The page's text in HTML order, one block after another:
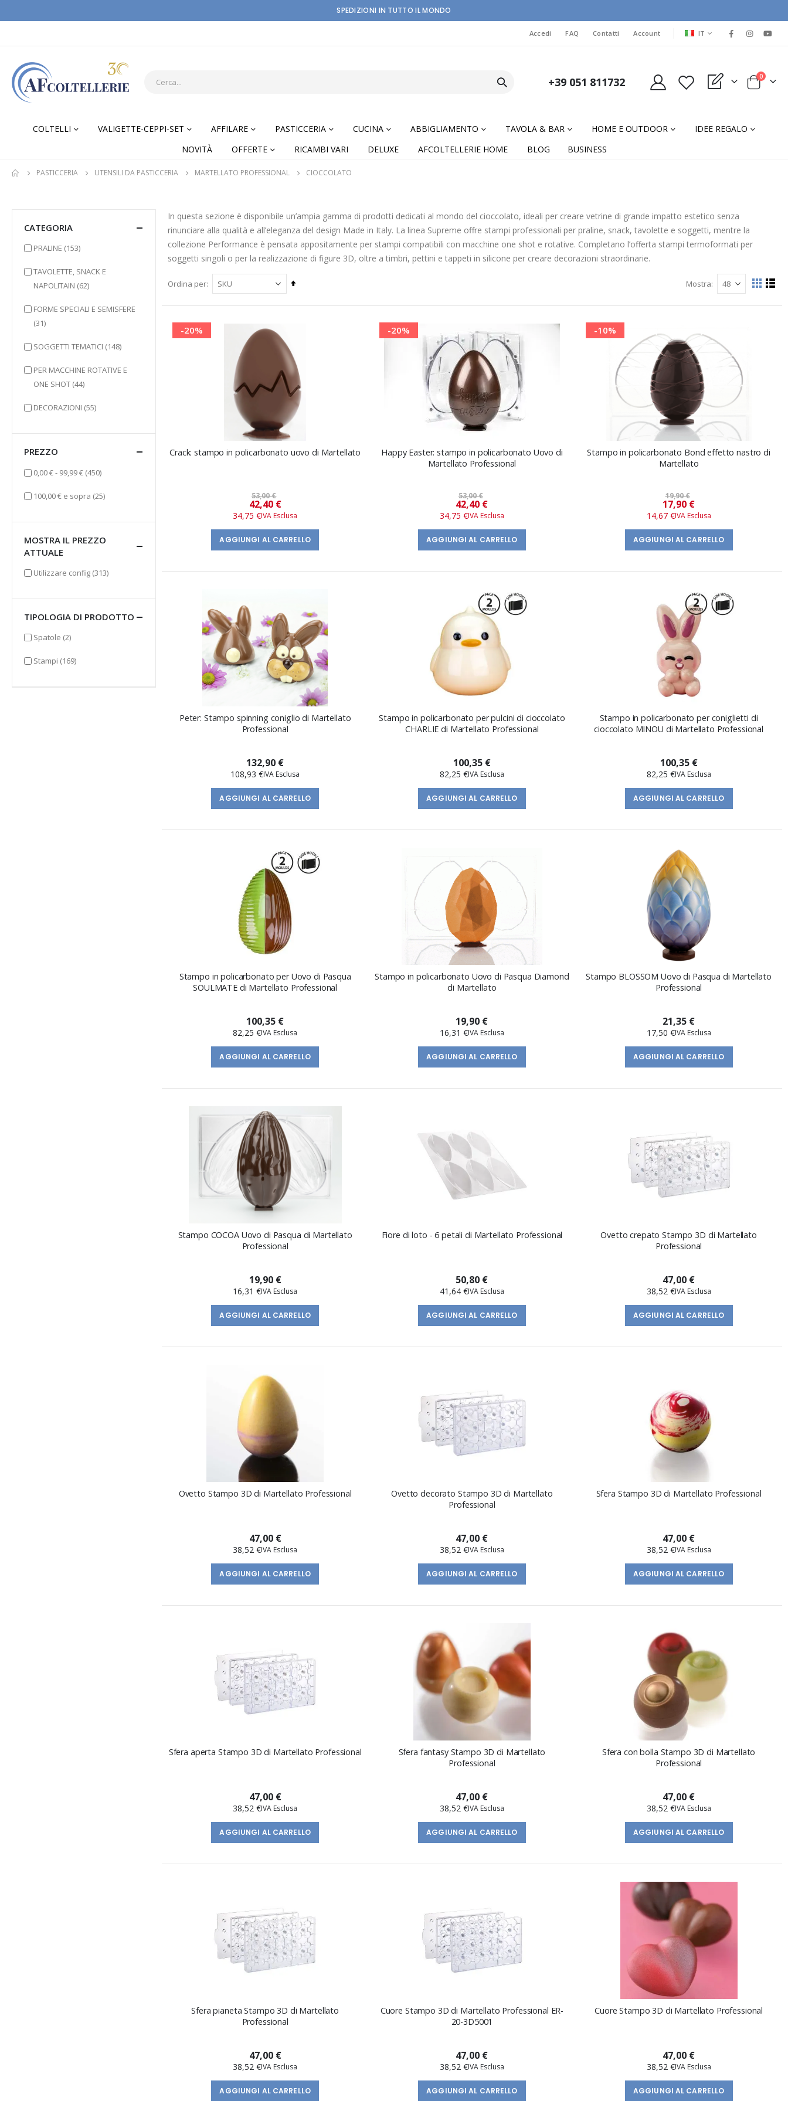
SPEDIZIONI IN TUTTO IL MONDO
Accedi FAQ Contatti Account LINGUA
IT
+39 051 811732 My Quote Cart
0elementi
COLTELLI VALIGETTE-CEPPI-SET AFFILARE PASTICCERIA CUCINA ABBIGLIAMENTO TAVOLA & BAR HOME E OUTDOOR
IDEE REGALO
NOVITÀ
OFFERTE RICAMBI VARI DELUXE AFCOLTELLERIE HOME BLOG BUSINESS
PASTICCERIA UTENSILI DA PASTICCERIA MARTELLATO PROFESSIONAL CIOCCOLATO
In questa sezione è disponibile un’ampia gamma di prodotti dedicati al mondo del cioccolato, ideali per creare vetrine di grande impatto estetico senza
rinunciare alla qualità e all’eleganza del design Made in Italy. La linea Supreme offre stampi professionali per praline, snack, tavolette e soggetti, mentre la
collezione Performance è pensata appositamente per stampi compatibili con macchine one shot e rotative. Completano l’offerta stampi termoformati per
soggetti singoli o per la realizzazione di figure 3D, oltre a timbri, pettini e tappeti in silicone per creare decorazioni straordinarie.
Ordina per
Imposta
Mostra
Mostra
come
-20%
Crack: stampo in policarbonato uovo di Martellato
53,00 €
Prezzo
speciale
42,40 €
34,75 €
AGGIUNGI AL CARRELLO
-20%
Happy Easter: stampo in policarbonato Uovo di
Martellato Professional
53,00 €
Prezzo
speciale
42,40 €
34,75 €
AGGIUNGI AL CARRELLO
-10%
Stampo in policarbonato Bond effetto nastro di
Martellato
19,90 €
Prezzo
speciale
17,90 €
14,67 €
AGGIUNGI AL CARRELLO
Peter: Stampo spinning coniglio di Martellato
Professional
132,90 €
108,93 €
AGGIUNGI AL CARRELLO
Stampo in policarbonato per pulcini di cioccolato
CHARLIE di Martellato Professional
100,35 €
82,25 €
AGGIUNGI AL CARRELLO
Stampo in policarbonato per coniglietti di
cioccolato MINOU di Martellato Professional
100,35 €
82,25 €
AGGIUNGI AL CARRELLO
Stampo in policarbonato per Uovo di Pasqua
SOULMATE di Martellato Professional
100,35 €
82,25 €
AGGIUNGI AL CARRELLO
Stampo in policarbonato Uovo di Pasqua Diamond
di Martellato
19,90 €
16,31 €
AGGIUNGI AL CARRELLO
Stampo BLOSSOM Uovo di Pasqua di Martellato
Professional
21,35 €
17,50 €
AGGIUNGI AL CARRELLO
Stampo COCOA Uovo di Pasqua di Martellato
Professional
19,90 €
16,31 €
AGGIUNGI AL CARRELLO
Fiore di loto - 6 petali di Martellato Professional
50,80 €
41,64 €
AGGIUNGI AL CARRELLO
Ovetto crepato Stampo 3D di Martellato
Professional
47,00 €
38,52 €
AGGIUNGI AL CARRELLO
Ovetto Stampo 3D di Martellato Professional
47,00 €
38,52 €
AGGIUNGI AL CARRELLO
Ovetto decorato Stampo 3D di Martellato
Professional
47,00 €
38,52 €
AGGIUNGI AL CARRELLO
Sfera Stampo 3D di Martellato Professional
47,00 €
38,52 €
AGGIUNGI AL CARRELLO
Sfera aperta Stampo 3D di Martellato Professional
47,00 €
38,52 €
AGGIUNGI AL CARRELLO
Sfera fantasy Stampo 3D di Martellato
Professional
47,00 €
38,52 €
AGGIUNGI AL CARRELLO
Sfera con bolla Stampo 3D di Martellato
Professional
47,00 €
38,52 €
AGGIUNGI AL CARRELLO
Sfera pianeta Stampo 3D di Martellato
Professional
47,00 €
38,52 €
AGGIUNGI AL CARRELLO
Cuore Stampo 3D di Martellato Professional ER-
20-3D5001
47,00 €
38,52 €
AGGIUNGI AL CARRELLO
Cuore Stampo 3D di Martellato Professional
47,00 €
38,52 €
AGGIUNGI AL CARRELLO
CATEGORIA
PRALINE (153)elementi
TAVOLETTE, SNACK E
NAPOLITAIN (62)elementi
FORME SPECIALI E SEMISFERE
(31)elementi
SOGGETTI TEMATICI (148)elementi
PER MACCHINE ROTATIVE E
ONE SHOT (44)elementi
DECORAZIONI (55)elementi
PREZZO
0,00 €- 99,99 € (450)elementi
100,00 € e sopra (25)elementi
MOSTRA IL PREZZO
ATTUALE
Utilizzare config (313)elementi
TIPOLOGIA DI PRODOTTO
Spatole (2)elementi
Stampi (169)elementi